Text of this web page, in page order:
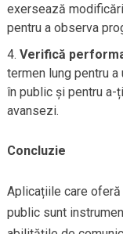
exersează
pentru a observa
Verifică
termen lung pentru
în public și pentru a-
avansezi.
Concluzie
Aplicațiile care
public sunt